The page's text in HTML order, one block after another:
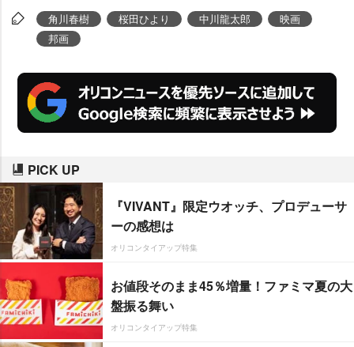
決定した(配給:NAKACHIKA PICT
URES/フライフリーエンターテイ
は
中川龍太郎が務める。
角川春樹 桜田ひより 中川龍太郎
映画
邦画
PICK UP
『VIVANT』限定ウオッチ、プロデューサ
ーの感想は
オリコンタイアップ特集
お値段そのまま45％増量！ファミマ夏の大
盤振る舞い
オリコンタイアップ特集